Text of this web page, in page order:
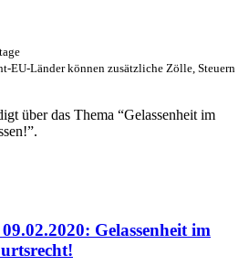
EU-Länder können zusätzliche Zölle, Steuern
über das Thema “Gelassenheit im
Gelassenheit im